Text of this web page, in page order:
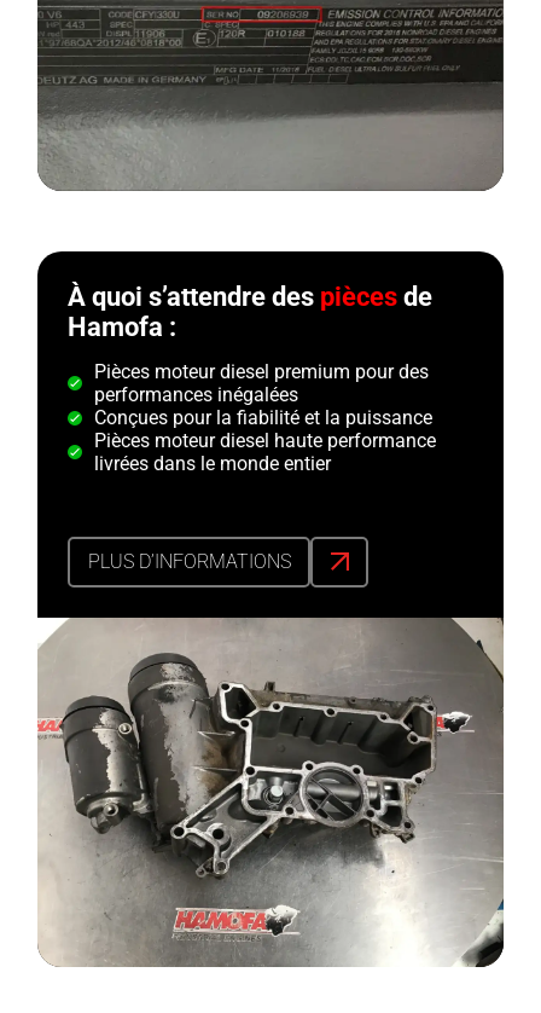
À quoi s’attendre des piècesde
Hamofa :
Pièces moteur diesel premium pour des
performances inégalées
Conçues pour la fiabilité et la puissance
Pièces moteur diesel haute performance
livrées dans le monde entier
PLUS D’INFORMATIONS